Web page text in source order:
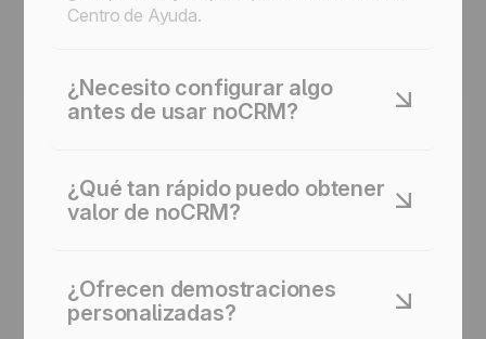
Centro de Ayuda.
¿Necesito configurar algo
antes de usar noCRM?
flujos de trabajo complejos que configurar, no
hay trabajo de administración que te impida
necesitas configurar nada para comenzar.
¿Qué tan rápido puedo obtener
valor de noCRM?
crean sus primeros leads en segundos,
comienzan a hacer seguimiento de acciones
¿Ofrecen demostraciones
personalizadas?